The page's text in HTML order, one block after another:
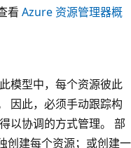
看 Azure 资源管理器概
模型中，每个资源彼此
因此，必须手动跟踪构
以协调的方式管理。 部
创建每个资源；或创建一